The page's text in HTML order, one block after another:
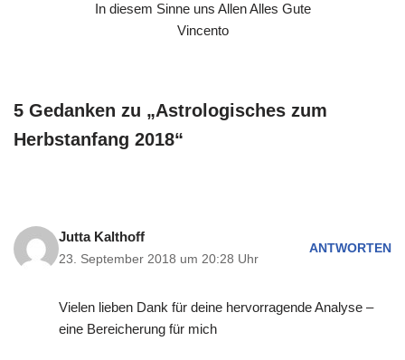
In diesem Sinne uns Allen Alles Gute
Vincento
5 Gedanken zu „Astrologisches zum
Herbstanfang 2018“
Jutta Kalthoff
23. September 2018 um 20:28 Uhr
ANTWORTEN
Vielen lieben Dank für deine hervorragende Analyse –
eine Bereicherung für mich